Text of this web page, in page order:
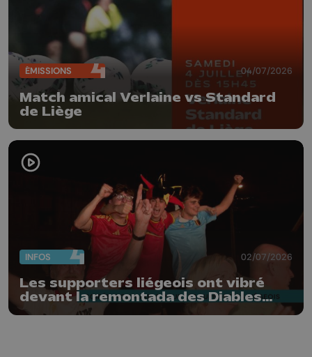
ÉMISSIONS 04/07/2026
Match amical Verlaine vs Standard
de Liège
INFOS 02/07/2026
Les supporters liégeois ont vibré
devant la remontada des Diables
Rouges